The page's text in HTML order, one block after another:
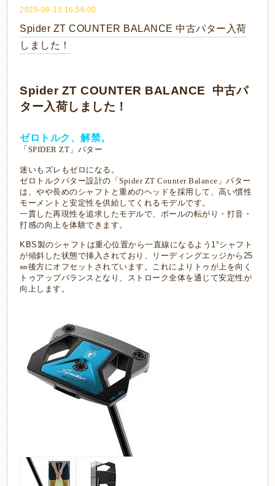
2025-09-15 16:56:00
Spider ZT COUNTER BALANCE 中古パター入荷
しました！
Spider ZT COUNTER BALANCE 中古パ
ター入荷しました！
ゼロトルク、解禁。
「SPIDER ZT」パター
迷いもズレもゼロになる。
ゼロトルクパター設計の「Spider ZT Counter Balance」パター
は、やや長めのシャフトと重めのヘッドを採用して、高い慣性
モーメントと安定性を供給してくれるモデルです。
一貫した再現性を追求したモデルで、ボールの転がり・打音・
打感の向上を体験できます。
KBS製のシャフトは重心位置から一直線になるよう1°シャフト
が傾斜した状態で挿入されており、リーディングエッジから25
㎜後方にオフセットされています。これによりトゥが上を向く
トゥアップバランスとなり、ストローク全体を通じて安定性が
向上します。